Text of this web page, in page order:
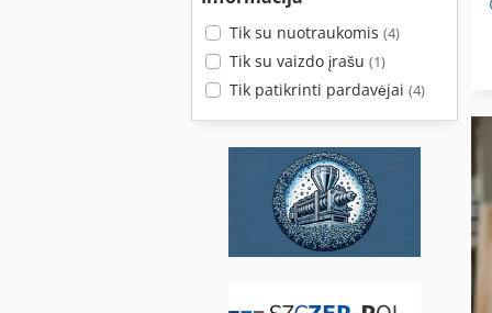
Tik su nuotraukomis (4)
Tik su vaizdo įrašu (1)
Tik patikrinti pardavėjai (4)